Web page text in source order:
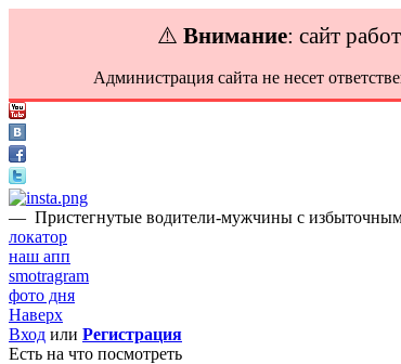
⚠️ Внимание: сайт
Администрация сайта не несет
— Пристегнутые водители-мужчины с
локатор
наш апп
smotragram
фото дня
Наверх
Вход или Регистрация
Есть на что посмотреть